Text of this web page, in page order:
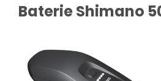
Baterie Shimano